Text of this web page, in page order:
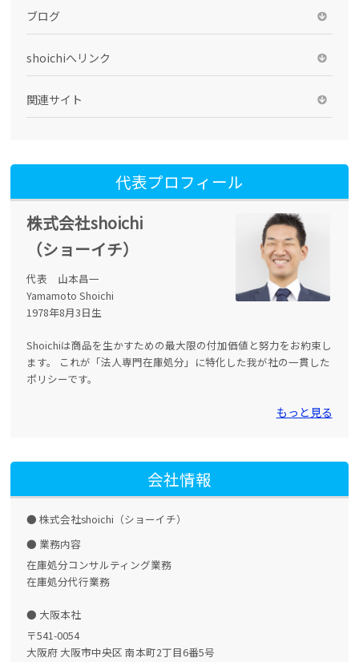
ブログ
shoichiへリンク
関連サイト
代表プロフィール
株式会社shoichi
（ショーイチ）
代表 山本昌一
Yamamoto Shoichi
1978年8月3日生
Shoichiは商品を生かすための最大限の付加価値と努力をお約束し
ます。 これが「法人専門在庫処分」に特化した我が社の一貫した
ポリシーです。
もっと見る
会社情報
株式会社shoichi（ショーイチ）
業務内容
在庫処分コンサルティング業務
在庫処分代行業務
大阪本社
〒541-0054
大阪府 大阪市中央区 南本町2丁目6番5号